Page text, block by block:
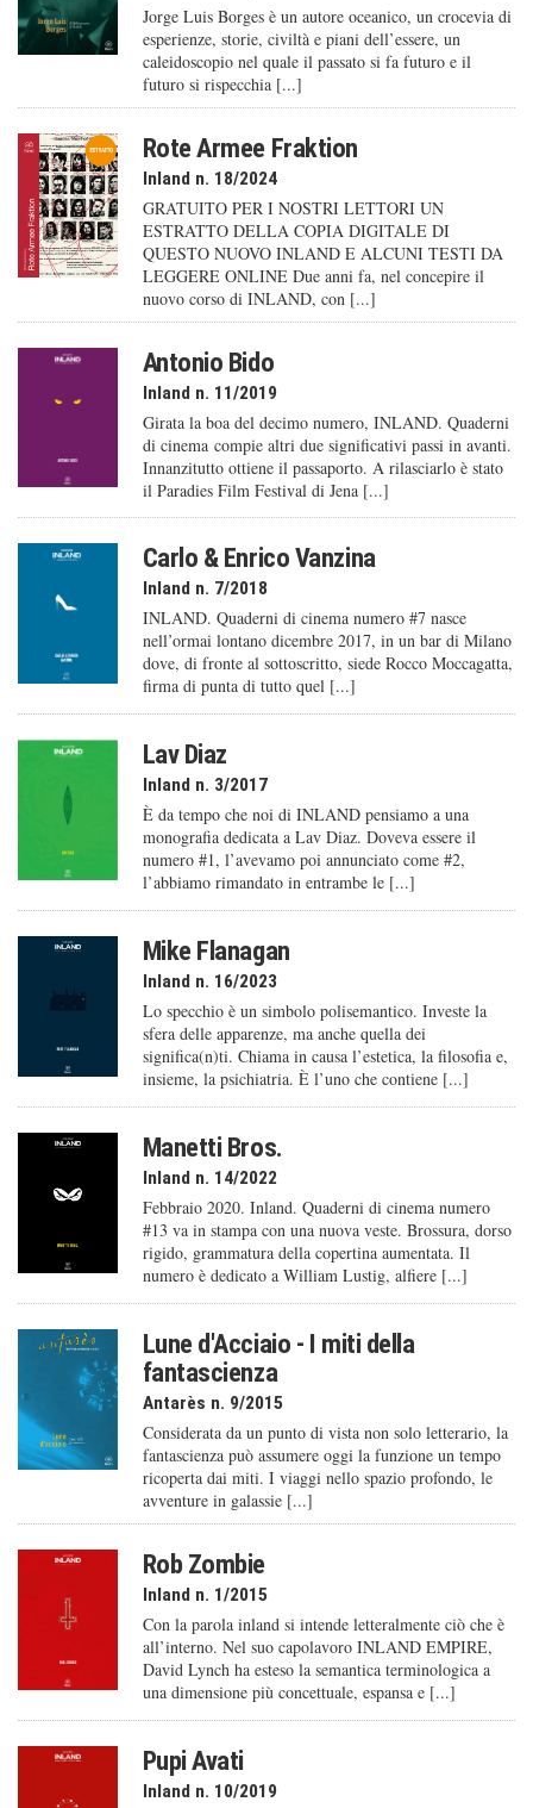
Jorge Luis Borges è un autore oceanico, un crocevia di
esperienze, storie, civiltà e piani dell’essere, un
caleido­scopio nel quale il passato si fa futuro e il
futuro si rispecchia [...]
Rote Armee Fraktion
Inland n. 18/2024
GRATUITO PER I NOSTRI LETTORI UN
ESTRATTO DELLA COPIA DIGITALE DI
QUESTO NUOVO INLAND E ALCUNI TESTI DA
LEGGERE ONLINE Due anni fa, nel concepire il
nuovo corso di INLAND, con [...]
Antonio Bido
Inland n. 11/2019
Girata la boa del decimo numero, INLAND. Quaderni
di cinema compie altri due significativi passi in avanti.
Innanzitutto ottiene il passaporto. A rilasciarlo è stato
il Paradies Film Festival di Jena [...]
Carlo & Enrico Vanzina
Inland n. 7/2018
INLAND. Quaderni di cinema numero #7 nasce
nell’ormai lontano dicembre 2017, in un bar di Milano
dove, di fronte al sottoscritto, siede Rocco Moccagatta,
firma di punta di tutto quel [...]
Lav Diaz
Inland n. 3/2017
È da tempo che noi di INLAND pensiamo a una
monografia dedicata a Lav Diaz. Doveva essere il
numero #1, l’avevamo poi annunciato come #2,
l’abbiamo rimandato in entrambe le [...]
Mike Flanagan
Inland n. 16/2023
Lo specchio è un simbolo polisemantico. Investe la
sfera delle apparenze, ma anche quella dei
significa(n)ti. Chiama in causa l’estetica, la filosofia e,
insieme, la psichiatria. È l’uno che contiene [...]
Manetti Bros.
Inland n. 14/2022
Febbraio 2020. Inland. Quaderni di cinema numero
#13 va in stampa con una nuova veste. Brossura, dorso
rigido, grammatura della copertina aumentata. Il
numero è dedicato a William Lustig, alfiere [...]
Lune d'Acciaio - I miti della
fantascienza
Antarès n. 9/2015
Considerata da un punto di vista non solo letterario, la
fantascienza può assumere oggi la funzione un tempo
ricoperta dai miti. I viaggi nello spazio profondo, le
avventure in galassie [...]
Rob Zombie
Inland n. 1/2015
Con la parola inland si intende letteralmente ciò che è
all’interno. Nel suo capolavoro INLAND EMPIRE,
David Lynch ha esteso la semantica terminologica a
una dimensione più concettuale, espansa e [...]
Pupi Avati
Inland n. 10/2019